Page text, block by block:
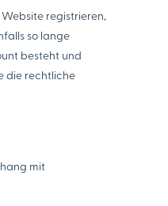
registrieren,
so lange
besteht und
die rechtliche
mit